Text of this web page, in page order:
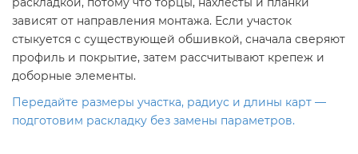
зависят от направления монтажа. Если участок
стыкуется с существующей обшивкой, сначала сверяют
профиль и покрытие, затем рассчитывают крепеж и
доборные элементы.
Передайте размеры участка, радиус и длины карт —
подготовим раскладку без замены параметров.